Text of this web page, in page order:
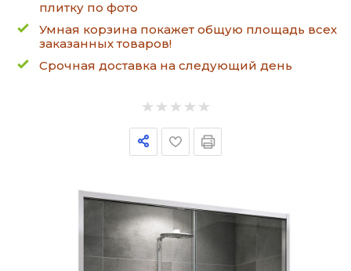
плитку по фото
Умная корзина покажет общую площадь всех
заказанных товаров!
Срочная доставка на следующий день